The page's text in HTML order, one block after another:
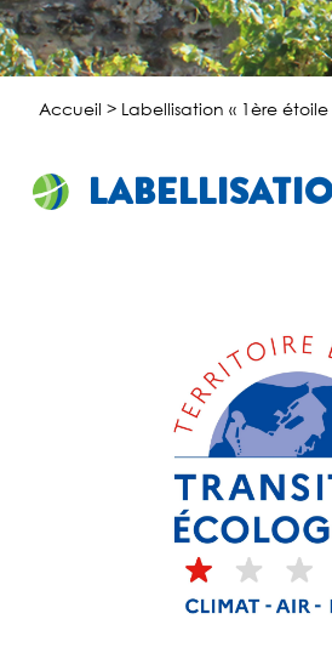
Accueil > Labellisation « 1ère